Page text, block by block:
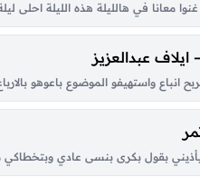
ونمضي به عدد وانته ولا همك عتاب
معانا في هالليلة هذه الليلة احلى
عليه محسود .. عزف القلب برنه
عبدالعزيز
انباع واستهيفو الموضوع باعوهو
من حَـضْره وبَدوه عـلى وعــد اللقـا
بقول بكرى بنسى عادي